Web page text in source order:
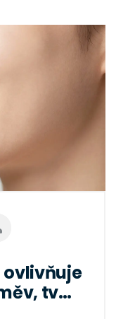
ovlivňuje
tvar